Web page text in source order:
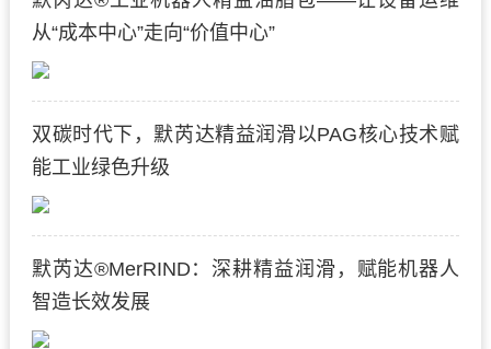
从“成本中心”走向“价值中心”
双碳时代下，默芮达精益润滑以PAG核心技术赋
能工业绿色升级
默芮达®MerRIND：深耕精益润滑，赋能机器人
智造长效发展